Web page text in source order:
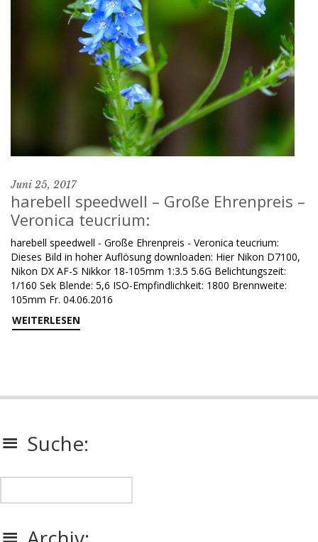
Juni 25, 2017
harebell speedwell – Große Ehrenpreis –
Veronica teucrium:
harebell speedwell - Große Ehrenpreis - Veronica teucrium:
Dieses Bild in hoher Auflösung downloaden: Hier Nikon D7100,
Nikon DX AF-S Nikkor 18-105mm 1:3.5 5.6G Belichtungszeit:
1/160 Sek Blende: 5,6 ISO-Empfindlichkeit: 1800 Brennweite:
105mm Fr. 04.06.2016
WEITERLESEN
Suche: